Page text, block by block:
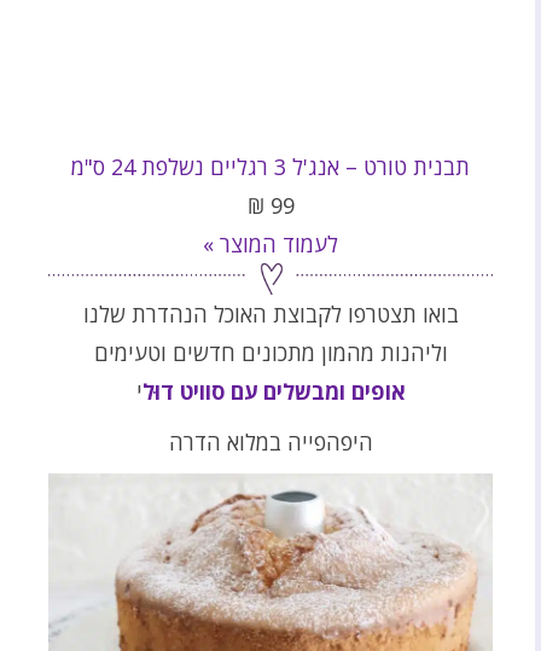
תבנית טורט – אנג'ל 3 רגליים נשלפת 24 ס"מ
99
₪
לעמוד המוצר »
בואו תצטרפו לקבוצת האוכל הנהדרת שלנו
וליהנות מהמון מתכונים חדשים וטעימים
אופים ומבשלים עם סוויט דוּלי
היפהפייה במלוא הדרה